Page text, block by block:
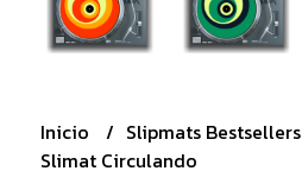
Inicio
Slipmats Bestsellers
Slimat Circulando